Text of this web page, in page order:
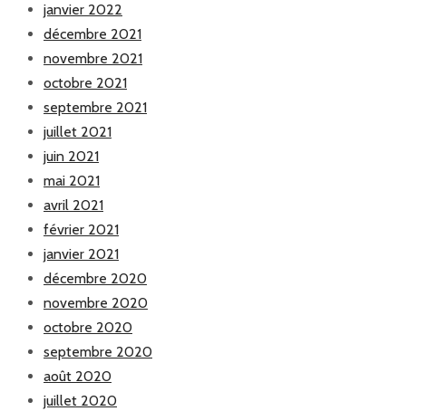
janvier 2022
décembre 2021
novembre 2021
octobre 2021
septembre 2021
juillet 2021
juin 2021
mai 2021
avril 2021
février 2021
janvier 2021
décembre 2020
novembre 2020
octobre 2020
septembre 2020
août 2020
juillet 2020